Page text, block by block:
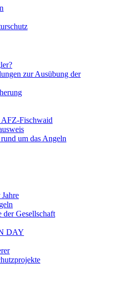
zur Ausübung der
AFZ-Fischwaid
um das Angeln
Gesellschaft
DAY